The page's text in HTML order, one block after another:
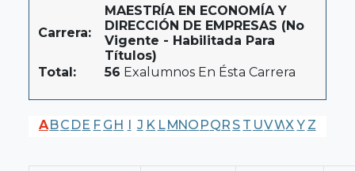
Carrera:
MAESTRÍA EN ECONOMÍA Y
DIRECCIÓN DE EMPRESAS (No
Vigente - Habilitada Para
Títulos)
Total:
56 Exalumnos En Ésta Carrera
ABC DE F G H I J K LMNO PQR S T UVWX Y Z